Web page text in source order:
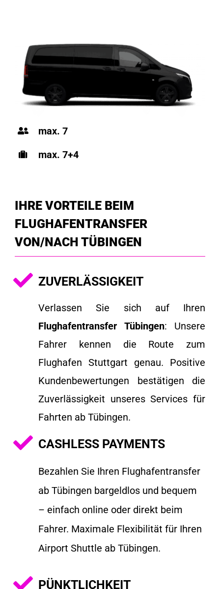
max. 7
max. 7+4
IHRE VORTEILE BEIM
FLUGHAFENTRANSFER
VON/NACH TÜBINGEN
ZUVERLÄSSIGKEIT
Verlassen Sie sich auf Ihren
Flughafentransfer Tübingen: Unsere
Fahrer kennen die Route zum
Flughafen Stuttgart genau. Positive
Kundenbewertungen bestätigen die
Zuverlässigkeit unseres Services für
Fahrten ab Tübingen.
CASHLESS PAYMENTS
Bezahlen Sie Ihren Flughafentransfer
ab Tübingen bargeldlos und bequem
– einfach online oder direkt beim
Fahrer. Maximale Flexibilität für Ihren
Airport Shuttle ab Tübingen.
PÜNKTLICHKEIT